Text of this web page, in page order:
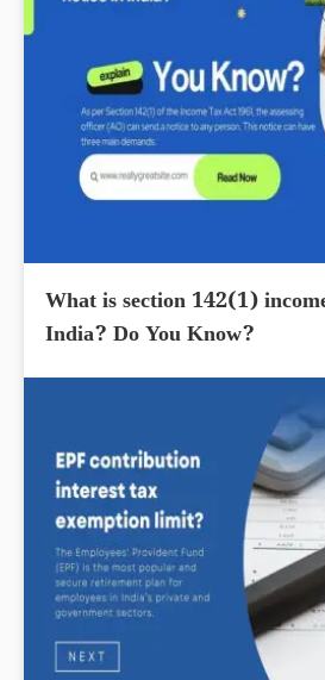
What is section 142(1)
India? Do You Know?